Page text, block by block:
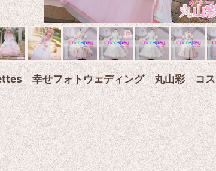
幸せフォトウェディング 丸山彩 コス